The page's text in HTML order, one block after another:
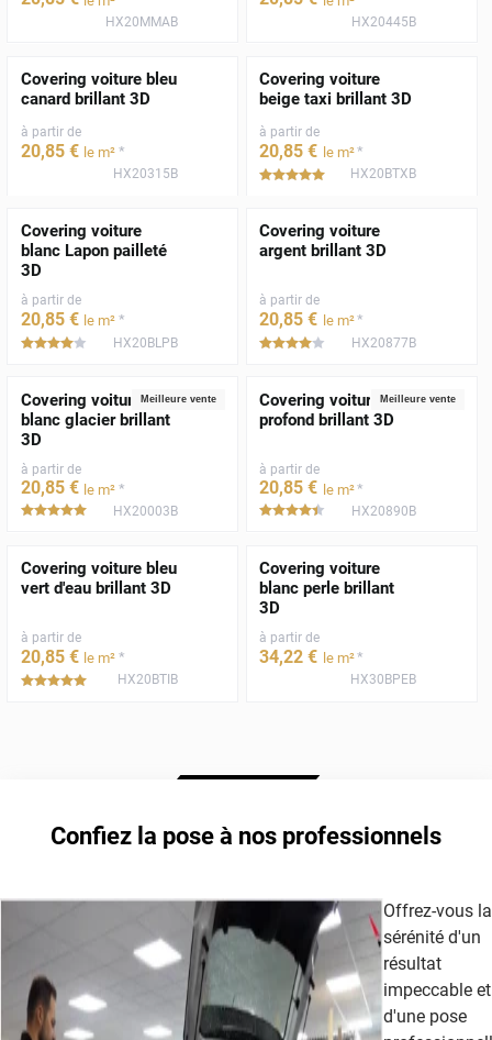
HX20MMAB HX20445B
Covering voiture bleu
canard brillant 3D
à partir de
20,85 € le m² *
HX20315B
Covering voiture
beige taxi brillant 3D
à partir de
20,85 € le m²*
*****HX20BTXB
Covering voiture
blanc Lapon pailleté
3D
à partir de
20,85 € le m² *
***** HX20BLPB
Covering voiture
argent brillant 3D
à partir de
20,85 € le m²*
***** HX20877B
Meilleure vente
Covering voiture
blanc glacier brillant
3D
à partir de
20,85 € le m² *
*****HX20003B
Meilleure vente
Covering voiture noir
profond brillant 3D
à partir de
20,85 € le m²*
***** HX20890B
Covering voiture bleu
vert d'eau brillant 3D
à partir de
20,85 € le m² *
*****HX20BTIB
Covering voiture
blanc perle brillant
3D
à partir de
34,22 € le m²*
HX30BPEB
Confiez la pose à nos professionnels
Offrez-vous la
sérénité d'un
résultat
impeccable et
d'une pose